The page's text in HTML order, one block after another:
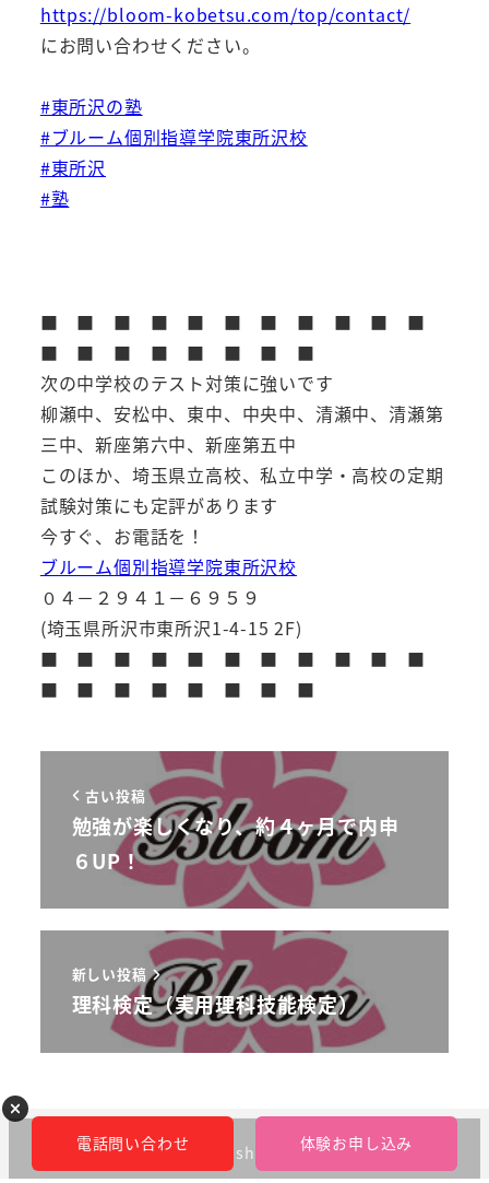
https://bloom-kobetsu.com/top/contact/
にお問い合わせください。
#東所沢の塾
#ブルーム個別指導学院東所沢校
#東所沢
#塾
■ ■ ■ ■ ■ ■ ■ ■ ■ ■ ■
■ ■ ■ ■ ■ ■ ■ ■
次の中学校のテスト対策に強いです
柳瀬中、安松中、東中、中央中、清瀬中、清瀬第
三中、新座第六中、新座第五中
このほか、埼玉県立高校、私立中学・高校の定期
試験対策にも定評があります
今すぐ、お電話を！
ブルーム個別指導学院東所沢校
０４－２９４１－６９５９
(埼玉県所沢市東所沢1-4-15 2F)
■ ■ ■ ■ ■ ■ ■ ■ ■ ■ ■
■ ■ ■ ■ ■ ■ ■ ■
古い投稿
勉強が楽しくなり、約４ヶ月で内申
６UP！
新しい投稿
理科検定（実用理科技能検定）
©︎bloom-kobetsushidougakuin 2023
電話問い合わせ 体験お申し込み